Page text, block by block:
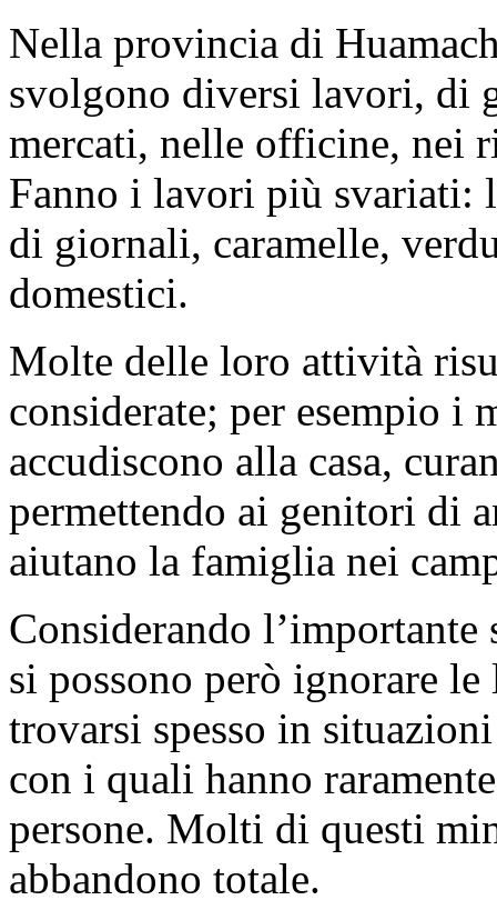
Nella provincia di
svolgono diversi lavori, di
mercati, nelle officine, nei
Fanno i lavori più svariati:
di giornali, caramelle,
domestici.
Molte delle loro attività
considerate; per esempio i
accudiscono alla casa,
permettendo ai genitori di
aiutano la famiglia nei
Considerando
si possono però ignorare
trovarsi spesso in
con i quali hanno
persone. Molti di questi
abbandono totale.